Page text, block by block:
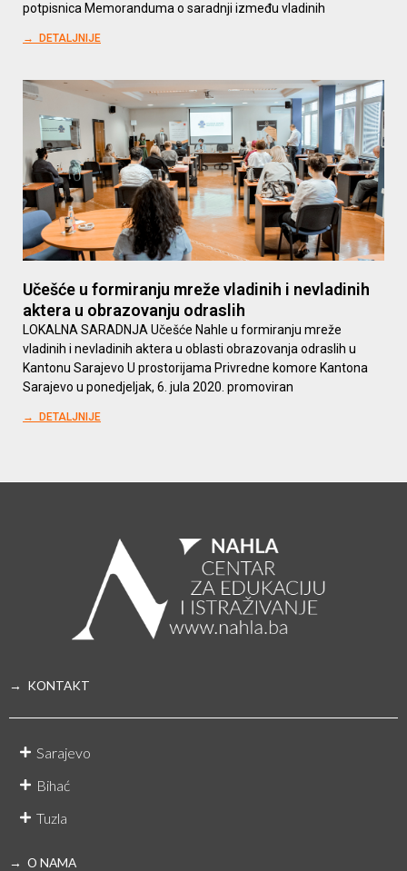
potpisnica Memoranduma o saradnji između vladinih
→ DETALJNIJE
Učešće u formiranju mreže vladinih i nevladinih
aktera u obrazovanju odraslih
LOKALNA SARADNJA Učešće Nahle u formiranju mreže
vladinih i nevladinih aktera u oblasti obrazovanja odraslih u
Kantonu Sarajevo U prostorijama Privredne komore Kantona
Sarajevo u ponedjeljak, 6. jula 2020. promoviran
→ DETALJNIJE
→ KONTAKT
Sarajevo
Bihać
Tuzla
→ O NAMA